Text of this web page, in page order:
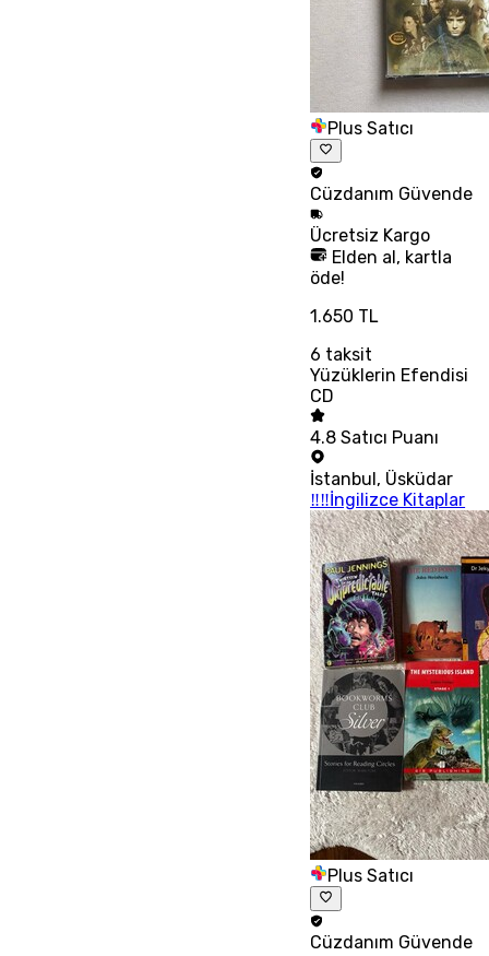
Plus Satıcı
Cüzdanım Güvende
Ücretsiz Kargo
Elden al, kartla
öde!
1.650 TL
6 taksit
Yüzüklerin Efendisi
CD
4.8 Satıcı Puanı
İstanbul , Üsküdar
‼‼İngilizce Kitaplar
Plus Satıcı
Cüzdanım Güvende